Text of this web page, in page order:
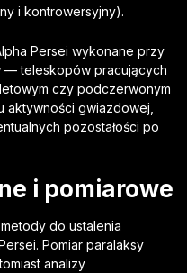
i kontrowersyjny).
Persei wykonane przy
— teleskopów pracujących
czy podczerwonym
gwiazdowej,
pozostałości po
i pomiarowe
do ustalenia
Pomiar paralaksy
analizy